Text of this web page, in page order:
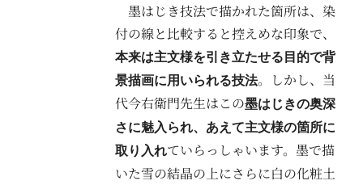
墨はじき技法で描かれた箇所は、染
付の線と比較すると控えめな印象で、
本来は主文様を引き立たせる目的で背
景描画に用いられる技法。しかし、当
代今右衛門先生はこの墨はじきの奥深
さに魅入られ、あえて主文様の箇所に
取り入れていらっしゃいます。墨で描
いた雪の結晶の上にさらに白の化粧土